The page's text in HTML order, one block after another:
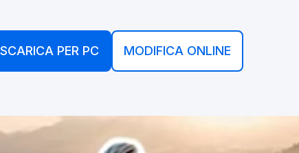
SCARICA PER PC MODIFICA ONLINE